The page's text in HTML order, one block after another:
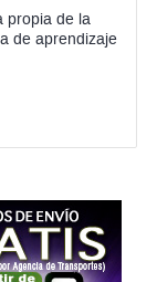
propia de la
de aprendizaje